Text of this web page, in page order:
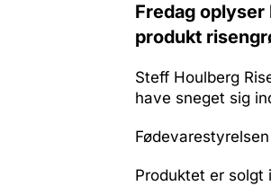
Fredag
produkt
Steff Houlberg
have sneget sig
Produktet er solgt